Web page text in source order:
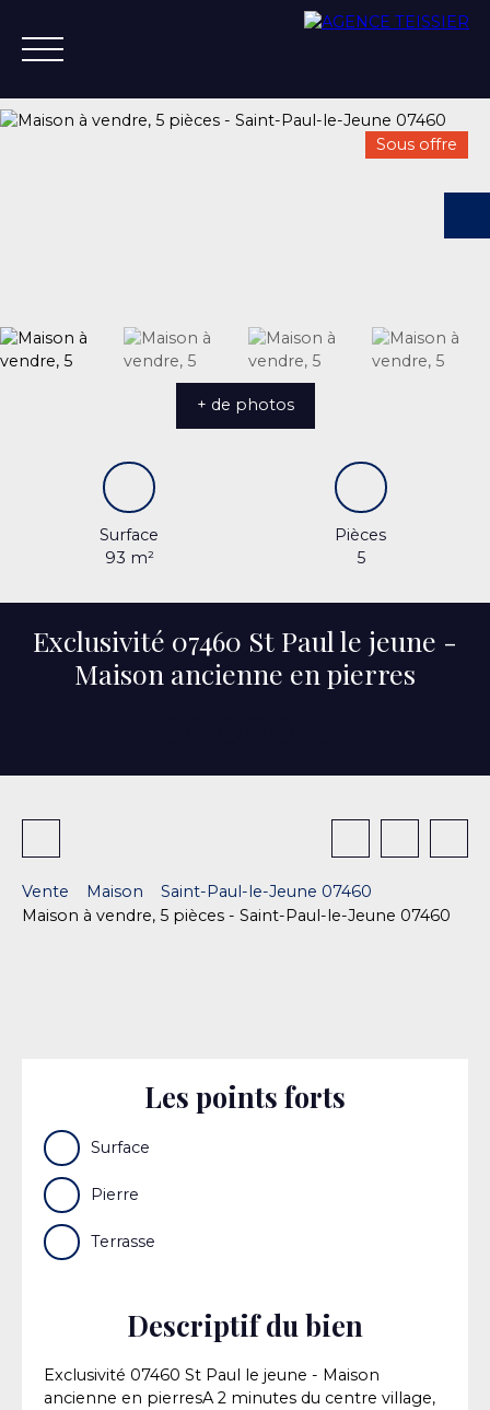
+33 4 75 37 21 14
Sous offre
+ de photos
Surface
93 m²
Pièces
5
Exclusivité 07460 St Paul le jeune -
Maison ancienne en pierres
Vente Maison
Saint-Paul-le-Jeune 07460
Maison à vendre, 5 pièces - Saint-Paul-le-Jeune 07460
Les points forts
Surface
Pierre
Terrasse
Descriptif du bien
Exclusivité 07460 St Paul le jeune - Maison
ancienne en pierresA 2 minutes du centre village,